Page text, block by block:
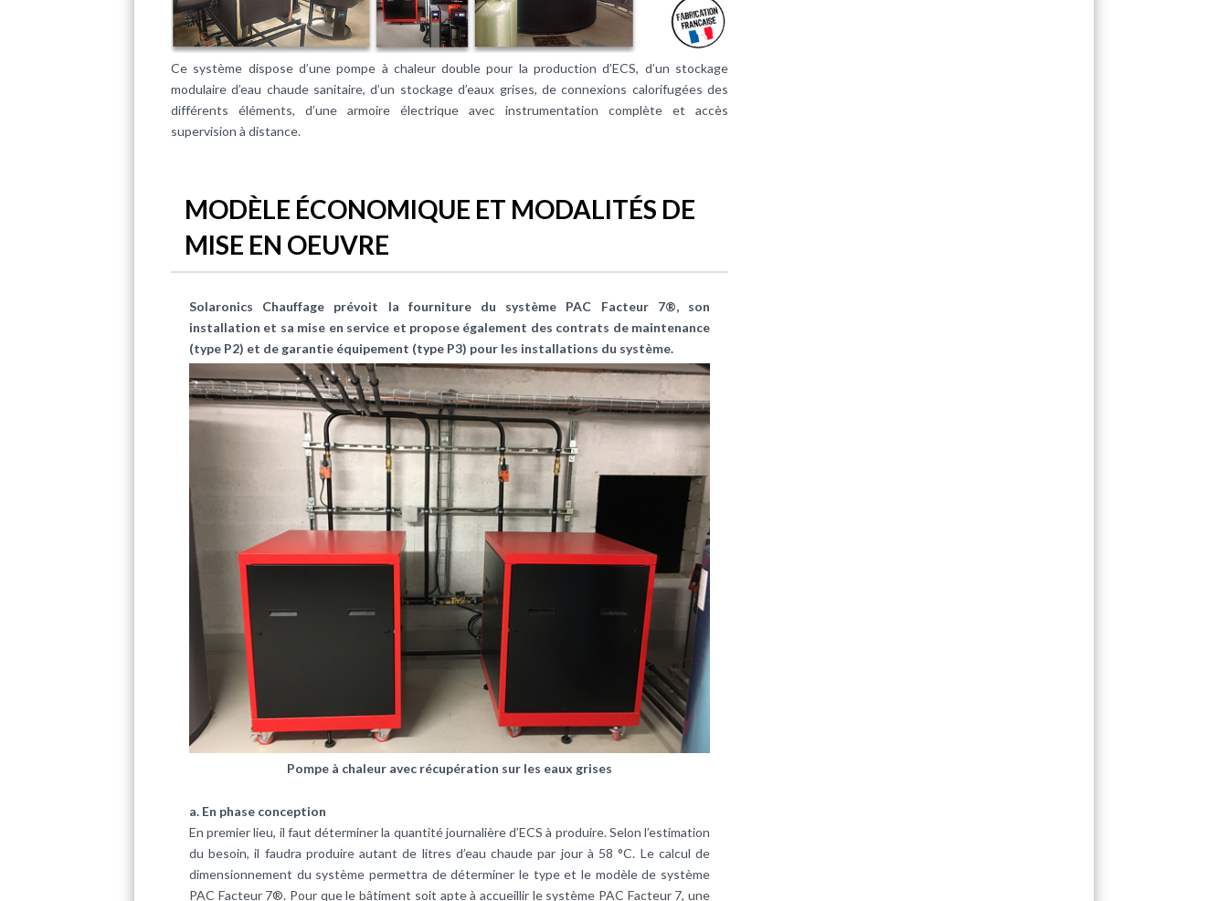
Ce système dispose d’une pompe à chaleur double pour la production d’ECS, d’un stockage
modulaire d’eau chaude sanitaire, d’un stockage d’eaux grises, de connexions calorifugées des
différents éléments, d’une armoire électrique avec instrumentation complète et accès
supervision à distance.
MODÈLE ÉCONOMIQUE ET MODALITÉS DE
MISE EN OEUVRE
Solaronics Chauffage prévoit la fourniture du système PAC Facteur 7®, son
installation et sa mise en service et propose également des contrats de maintenance
(type P2) et de garantie équipement (type P3) pour les installations du système.
Pompe à chaleur avec récupération sur les eaux grises
a. En phase conception
En premier lieu, il faut déterminer la quantité journalière d’ECS à produire. Selon l’estimation
du besoin, il faudra produire autant de litres d’eau chaude par jour à 58 °C. Le calcul de
dimensionnement du système permettra de déterminer le type et le modèle de système
PAC Facteur 7®. Pour que le bâtiment soit apte à accueillir le système PAC Facteur 7, une